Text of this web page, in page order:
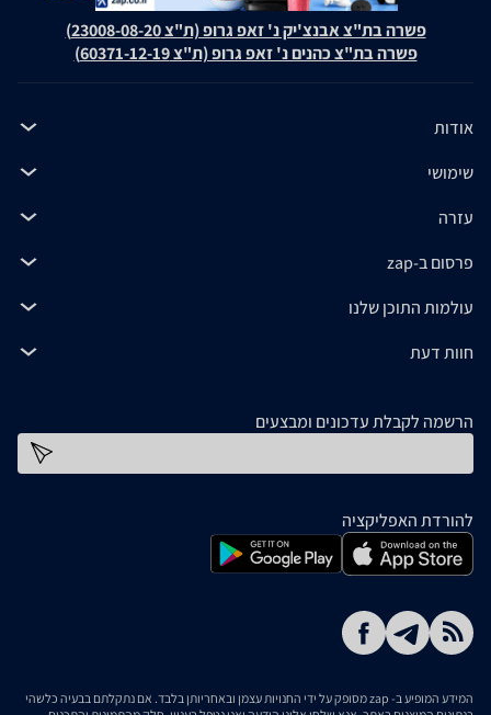
פשרה בת"צ אבנצ'יק נ' זאפ גרופ (ת"צ 23008-08-20)
פשרה בת"צ כהנים נ' זאפ גרופ (ת"צ 60371-12-19)
אודות
שימושי
עזרה
פרסום ב-zap
עולמות התוכן שלנו
חוות דעת
הרשמה לקבלת עדכונים ומבצעים
להורדת האפליקציה
המידע המופיע ב- zap מסופק על ידי החנויות עצמן ובאחריותן בלבד. אם נתקלתם בבעיה כלשהי